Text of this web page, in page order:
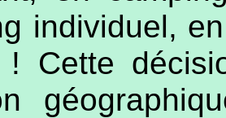
individuel,
! Cette